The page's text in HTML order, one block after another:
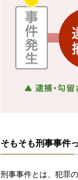
そもそも刑事事件
刑事事件とは、犯罪